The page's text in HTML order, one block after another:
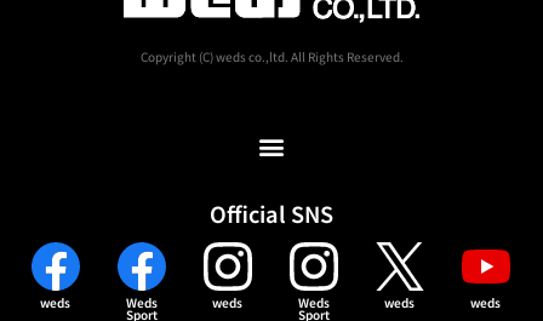
Copyright (C) weds co.,ltd. All Rights Reserved.
Official SNS
weds Weds
Sport
weds Weds
Sport
weds weds